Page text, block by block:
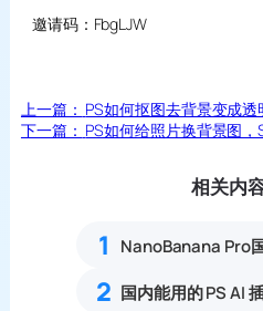
邀请码：FbgLJW
上一篇： PS如何抠图去背景变成
下一篇： PS如何给照片换背景图
相关内
1
2